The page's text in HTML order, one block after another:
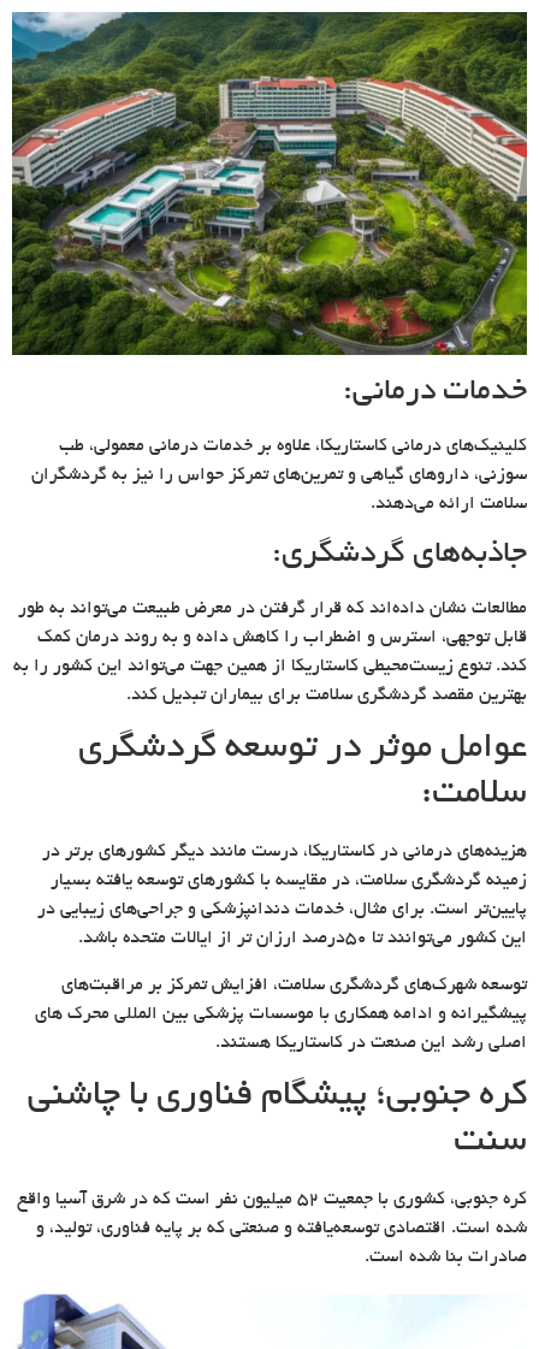
خدمات درمانی:
کلینیک‌های درمانی کاستاریکا، علاوه بر خدمات درمانی معمولی، طب
سوزنی، داروهای گیاهی و تمرین‌های تمرکز حواس را نیز به گردشگران
سلامت ارائه می‌دهند.
جاذبه‌های گردشگری:
مطالعات نشان داده‌اند که قرار گرفتن در معرض طبیعت می‌تواند به طور
قابل توجهی، استرس و اضطراب را کاهش داده و به روند درمان کمک
کند. تنوع زیست‌محیطی کاستاریکا از همین جهت می‌تواند این کشور را به
بهترین مقصد گردشگری سلامت برای بیماران تبدیل کند.
عوامل موثر در توسعه گردشگری
سلامت:
هزینه‌های درمانی در کاستاریکا، درست مانند دیگر کشورهای برتر در
زمینه گردشگری سلامت، در مقایسه با کشورهای توسعه یافته بسیار
پایین‌تر است. برای مثال، خدمات دندانپزشکی و جراحی‌های زیبایی در
این کشور می‌توانند تا ۵۰درصد ارزان تر از ایالات متحده باشد.
توسعه شهرک‌های گردشگری سلامت، افزایش تمرکز بر مراقبت‌های
پیشگیرانه و ادامه همکاری با موسسات پزشکی بین المللی محرک های
اصلی رشد این صنعت در کاستاریکا هستند.
کره جنوبی؛ پیشگام فناوری با چاشنی
سنت
کره جنوبی، کشوری با جمعیت ۵۲ میلیون نفر است که در شرق آسیا واقع
شده است. اقتصادی توسعه‌یافته و صنعتی که بر پایه فناوری، تولید، و
صادرات بنا شده است.